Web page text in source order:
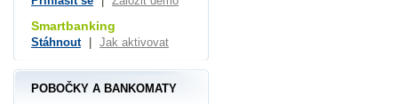
Smartbanking
Stáhnout Jak aktivovat
POBOČKY A BANKOMATY